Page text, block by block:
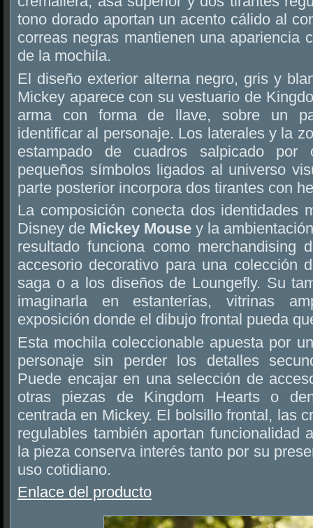
tono dorado aportan un acento cálido al
correas negras mantienen una apariencia
de la mochila.
El diseño exterior alterna negro, gris y
Mickey aparece con su vestuario de
arma con forma de llave, sobre un
identificar al personaje. Los laterales y la
estampado de cuadros salpicado por
pequeños símbolos ligados al universo
parte posterior incorpora dos tirantes con
La composición conecta dos identidades
Disney de Mickey Mouse y la
resultado funciona como merchandising
accesorio decorativo para una colección
saga o a los diseños de Loungefly. Su
imaginarla en estanterías, vitrinas
exposición donde el dibujo frontal pueda
Esta mochila coleccionable apuesta por
personaje sin perder los detalles
Puede encajar en una selección de
otras piezas de Kingdom Hearts o
centrada en Mickey. El bolsillo frontal, las
regulables también aportan funcionalidad
la pieza conserva interés tanto por su
uso cotidiano.
Enlace del producto